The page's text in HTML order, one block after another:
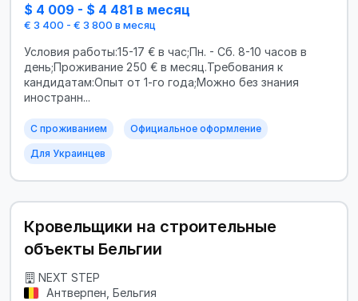
$ 4 009 - $ 4 481 в месяц
€ 3 400 - € 3 800 в месяц
Условия работы:15-17 € в час;Пн. - Сб. 8-10 часов в
день;Проживание 250 € в месяц.Требования к
кандидатам:Опыт от 1-го года;Можно без знания
иностранн...
С проживанием Официальное оформление
Для Украинцев
Кровельщики на строительные
объекты Бельгии
NEXT STEP
Антверпен, Бельгия